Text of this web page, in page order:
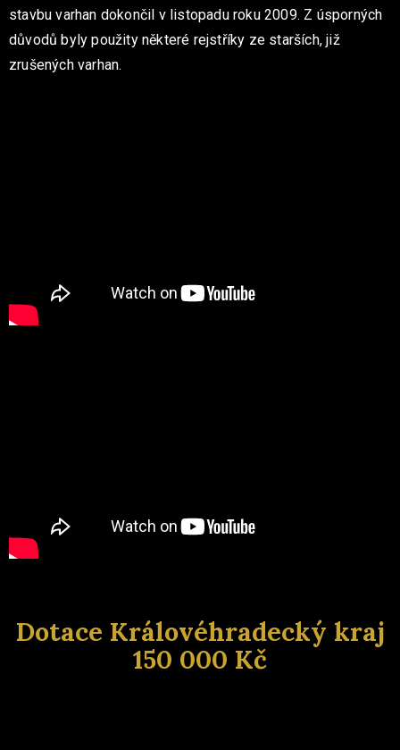
stavbu varhan dokončil v listopadu roku 2009. Z úsporných
důvodů byly použity některé rejstříky ze starších, již
zrušených varhan.
Dotace Královéhradecký kraj
150 000 Kč